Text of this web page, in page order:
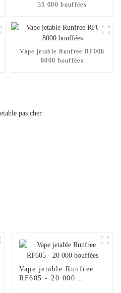
35 000 bouffées
Vape jetable Runfree RF008
8000 bouffées
Vape jetable Runfree
RF605 - 20 000